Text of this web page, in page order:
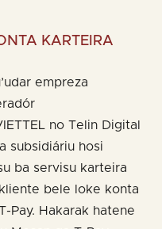
KARTEIRA
empreza
no Telin Digital
subsidiáriu hosi
ba servisu karteira
bele loke konta
Pay. Hakarak hatene